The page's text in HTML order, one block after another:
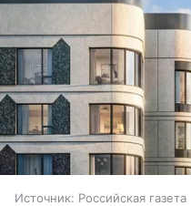
Источник: Российская газета